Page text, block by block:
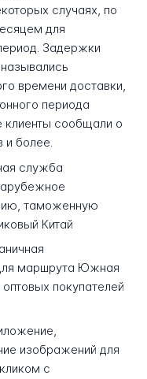
случаях, по
для
Задержки
времени доставки,
периода
клиенты сообщали о
и более.
служба
таможенную
Китай
маршрута Южная
покупателей
изображений для
с